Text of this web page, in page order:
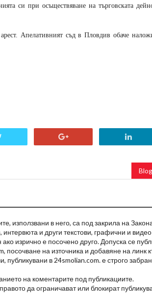
си при осъществяване на търговската
Апелативният съд в Пловдив обаче
използвани в него, са под закрила на
и други текстови, графични и
изрично е посочено друго. Допуска се
посочване на източника и добавяне на линк
публикувани в 24smolian.com. е строго
на коментарите под публикациите.
да ограничават или блокират